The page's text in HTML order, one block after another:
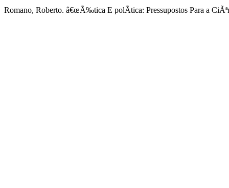
Romano, Roberto. â€œÃ‰tica E polÃ­tica: Pressupostos Para a